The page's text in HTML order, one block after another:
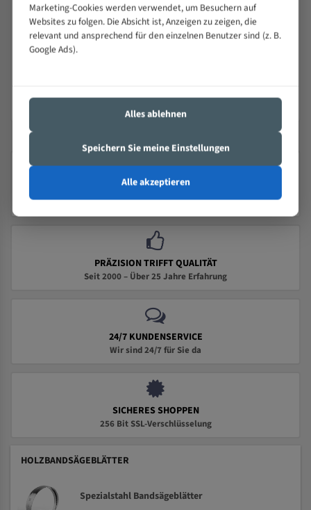
Bandsägemaschinen und im angegebenen Maß- bzw.
Drehzahlbereich einsetzen.
Beschädigte, gerissene, verschlissene oder überhitzte
Kinder bestimmt.
SICHERER VERSAND MIT DHL
100Schnelle Lieferung
PRÄZISION TRIFFT QUALITÄT
Seit 2000 – Über 25 Jahre Erfahrung
24/7 KUNDENSERVICE
Wir sind 24/7 für Sie da
SICHERES SHOPPEN
256 Bit SSL-Verschlüsselung
HOLZBANDSÄGEBLÄTTER
Spezialstahl Bandsägeblätter
Marketing-Cookies werden verwendet, um Besuchern auf
Websites zu folgen. Die Absicht ist, Anzeigen zu zeigen, die
relevant und ansprechend für den einzelnen Benutzer sind (z. B.
Google Ads).
Alles ablehnen
Speichern Sie meine Einstellungen
Alle akzeptieren